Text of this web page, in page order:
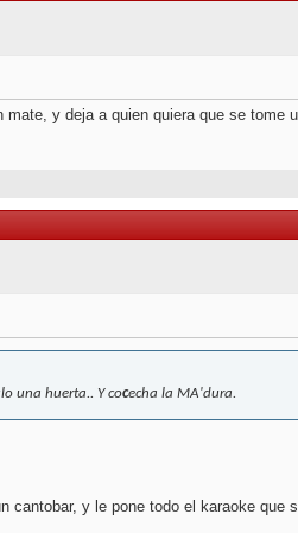
mate, y deja a quien quiera que se tome
una huerta.. Y cocecha la MA'dura.
cantobar, y le pone todo el karaoke que